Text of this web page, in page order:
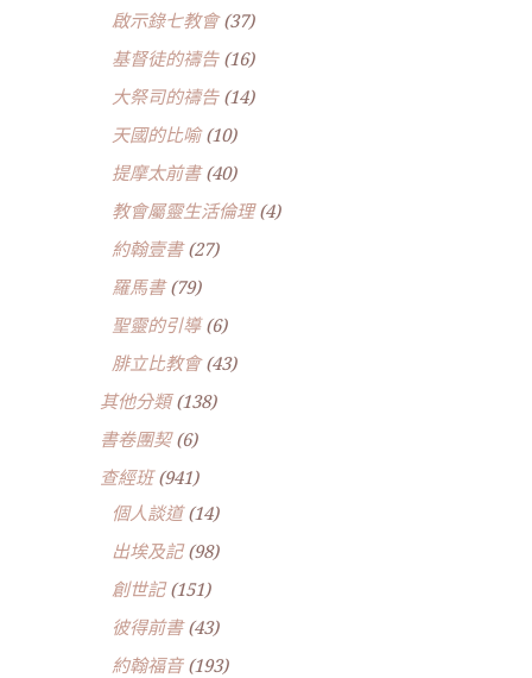
啟示錄七教會(37)
基督徒的禱告(16)
大祭司的禱告(14)
天國的比喻(10)
提摩太前書(40)
教會屬靈生活倫理(4)
約翰壹書(27)
羅馬書(79)
聖靈的引導(6)
腓立比教會(43)
其他分類(138)
書卷團契(6)
查經班(941)
個人談道(14)
出埃及記(98)
創世記(151)
彼得前書(43)
約翰福音(193)